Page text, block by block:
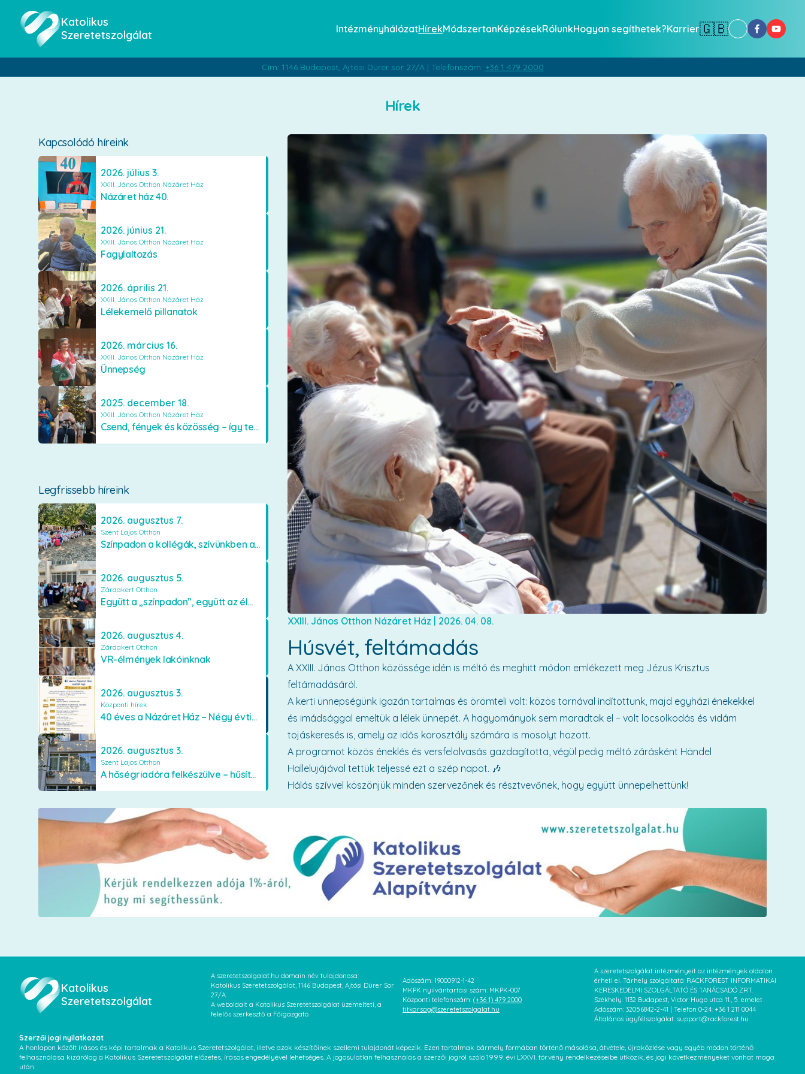
Katolikus
Szeretetszolgálat
IntézményhálózatHírekMódszertanKépzésekRólunkHogyan segíthetek?Karrier🇬🇧
Cím: 1146 Budapest, Ajtósi Dürer sor 27/A | Telefonszám: +36 1 479 2000
Hírek
Kapcsolódó híreink
2026. július 3.
XXIII. János Otthon Názáret Ház
Názáret ház 40.
2026. június 21.
XXIII. János Otthon Názáret Ház
Fagylaltozás
2026. április 21.
XXIII. János Otthon Názáret Ház
Lélekemelő pillanatok
2026. március 16.
XXIII. János Otthon Názáret Ház
Ünnepség
2025. december 18.
XXIII. János Otthon Názáret Ház
Csend, fények és közösség – így telt az advent és a karácsony a XXIII. János Otthonban
Legfrissebb híreink
2026. augusztus 7.
Szent Lajos Otthon
Színpadon a kollégák, szívünkben a lakók
2026. augusztus 5.
Zárdakert Otthon
Együtt a „színpadon”, együtt az élményekért 🎭✨
2026. augusztus 4.
Zárdakert Otthon
VR-élmények lakóinknak
2026. augusztus 3.
Központi hírek
40 éves a Názáret Ház – Négy évtized szeretetben és gondoskodásban
2026. augusztus 3.
Szent Lajos Otthon
A hőségriadóra felkészülve – hűsítő fejlesztések a Szent Lajos Otthonban
XXIII. János Otthon Názáret Ház 2026. 04. 08.
Húsvét, feltámadás
A XXIII. János Otthon közössége idén is méltó és meghitt módon emlékezett meg Jézus Krisztus
feltámadásáról.
A kerti ünnepségünk igazán tartalmas és örömteli volt: közös tornával indítottunk, majd egyházi énekekkel
és imádsággal emeltük a lélek ünnepét. A hagyományok sem maradtak el – volt locsolkodás és vidám
tojáskeresés is, amely az idős korosztály számára is mosolyt hozott.
A programot közös éneklés és versfelolvasás gazdagította, végül pedig méltó zárásként Händel
Hallelujájával tettük teljessé ezt a szép napot. 🎶
Hálás szívvel köszönjük minden szervezőnek és résztvevőnek, hogy együtt ünnepelhettünk!
Katolikus
Szeretetszolgálat
A szeretetszolgalat.hu domain név tulajdonosa:
Katolikus Szeretetszolgálat, 1146 Budapest, Ajtósi Dürer Sor
27/A.
A weboldalt a Katolikus Szeretetszolgálat üzemelteti, a
felelős szerkesztő a Főigazgató.
Adószám: 19000912-1-42
MKPK nyilvántartási szám: MKPK-007
Központi telefonszám: (+36 1) 479 2000
titkarsag@szeretetszolgalat.hu
A szeretetszolgálat intézményeit az intézmények oldalon
érheti el. Tárhely szolgáltató: RACKFOREST INFORMATIKAI
KERESKEDELMI SZOLGÁLTATÓ ÉS TANÁCSADÓ ZRT.
Székhely: 1132 Budapest, Victor Hugo utca 11., 5. emelet
Adószám: 32056842-2-41 | Telefon 0-24: +36 1 211 0044
Általános ügyfélszolgálat: support@rackforest.hu
Szerzői jogi nyilatkozat
A honlapon közölt írásos és képi tartalmak a Katolikus Szeretetszolgálat, illetve azok készítőinek szellemi tulajdonát képezik. Ezen tartalmak bármely formában történő másolása, átvétele, újraközlése vagy egyéb módon történő
felhasználása kizárólag a Katolikus Szeretetszolgálat előzetes, írásos engedélyével lehetséges. A jogosulatlan felhasználás a szerzői jogról szóló 1999. évi LXXVI. törvény rendelkezéseibe ütközik, és jogi következményeket vonhat maga
után.